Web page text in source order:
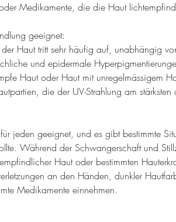
Medikamente, die die Haut
geeignet:
Haut tritt sehr häufig auf, unabhängig
und epidermale
Haut oder Haut mit unregelmässigem
die der UV-Strahlung am
jeden geeignet, und es gibt bestimmte
Während der Schwangerschaft und
Haut oder bestimmten
an den Händen, dunkler
Medikamente einnehmen.